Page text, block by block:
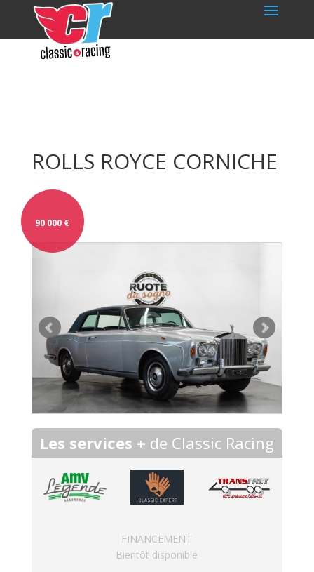
ROLLS ROYCE CORNICHE
90 000 €
Les services + de Classic Racing
FINANCEMENT
Bientôt disponible